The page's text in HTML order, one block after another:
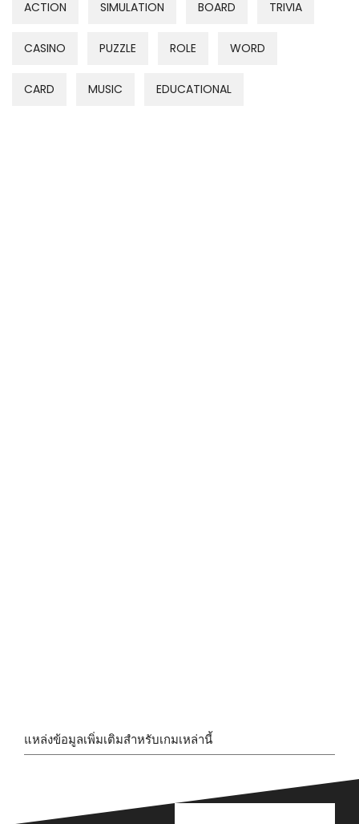
ACTION SIMULATION BOARD TRIVIA
CASINO PUZZLE ROLE WORD
CARD MUSIC EDUCATIONAL
แหล่งข้อมูลเพิ่มเติมสำหรับเกมเหล่านี้